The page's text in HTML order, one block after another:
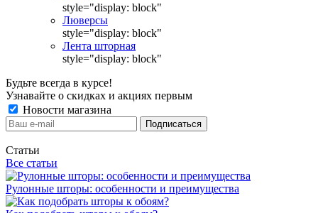
style="display: block"
Люверсы
style="display: block"
Лента шторная
style="display: block"
Будьте всегда в курсе!
Узнавайте о скидках и акциях первым
Новости магазина
Статьи
Все статьи
Рулонные шторы: особенности и преимущества